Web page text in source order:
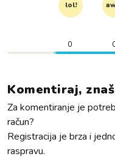
lol!
0
Komentiraj,
Za komentiranje je
račun?
Registracija je brza i
raspravu.